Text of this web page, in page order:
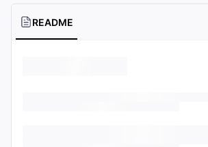
README